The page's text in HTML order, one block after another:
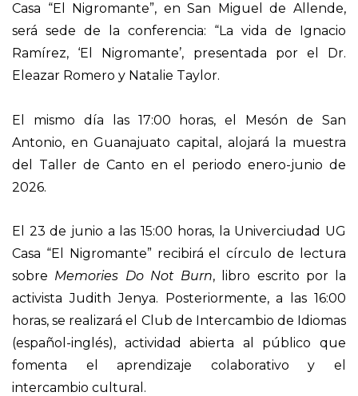
Casa “El Nigromante”, en San Miguel de Allende,
será sede de la conferencia: “La vida de Ignacio
Ramírez, ‘El Nigromante’, presentada por el Dr.
Eleazar Romero y Natalie Taylor.
El mismo día las 17:00 horas, el Mesón de San
Antonio, en Guanajuato capital, alojará la muestra
del Taller de Canto en el periodo enero-junio de
2026.
El 23 de junio a las 15:00 horas, la Univerciudad UG
Casa “El Nigromante” recibirá el círculo de lectura
sobre Memories Do Not Burn, libro escrito por la
activista Judith Jenya. Posteriormente, a las 16:00
horas, se realizará el Club de Intercambio de Idiomas
(español-inglés), actividad abierta al público que
fomenta el aprendizaje colaborativo y el
intercambio cultural.